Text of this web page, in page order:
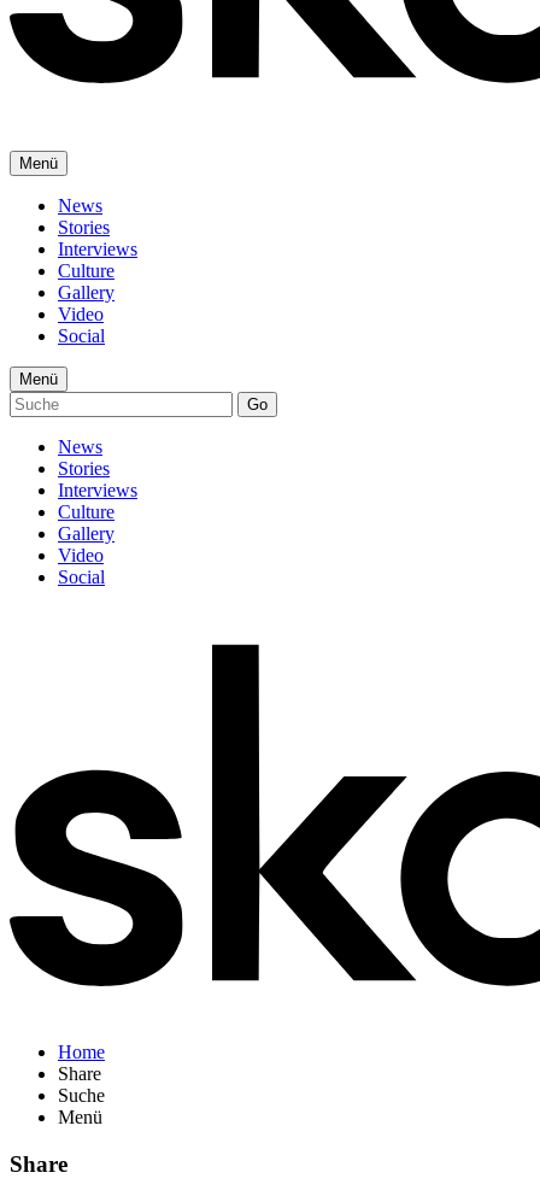
Menü
News
Stories
Interviews
Culture
Gallery
Video
Social
Menü
Go
News
Stories
Interviews
Culture
Gallery
Video
Social
Home
Share
Suche
Menü
Share